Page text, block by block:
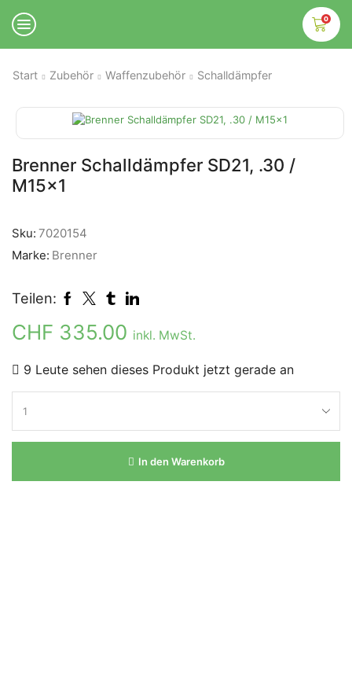
0
Start Zubehör Waffenzubehör Schalldämpfer
Brenner Schalldämpfer SD21, .30 /
M15x1
Sku: 7020154
Marke: Brenner
Teilen:
CHF 335.00 inkl. MwSt.
9 Leute sehen dieses Produkt jetzt gerade an
In den Warenkorb